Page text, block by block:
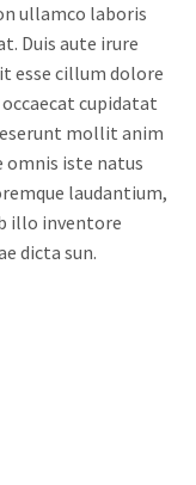
ullamco laboris
Duis aute irure
esse cillum dolore
cupidatat
mollit anim
omnis iste natus
laudantium,
illo inventore
dicta sun.